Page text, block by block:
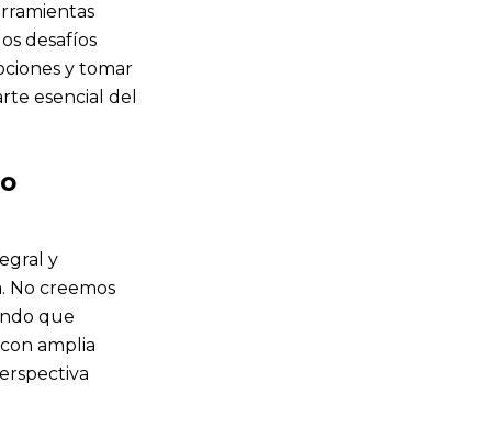
desafíos
y tomar
esencial del
y
No creemos
que
amplia